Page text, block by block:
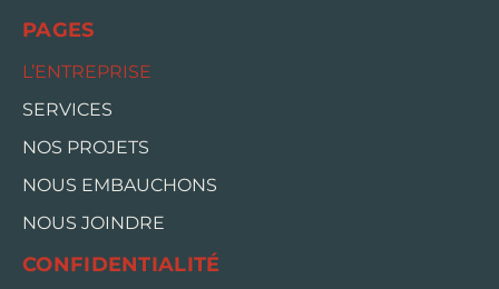
PAGES
L’ENTREPRISE
SERVICES
NOS PROJETS
NOUS EMBAUCHONS
NOUS JOINDRE
CONFIDENTIALITÉ